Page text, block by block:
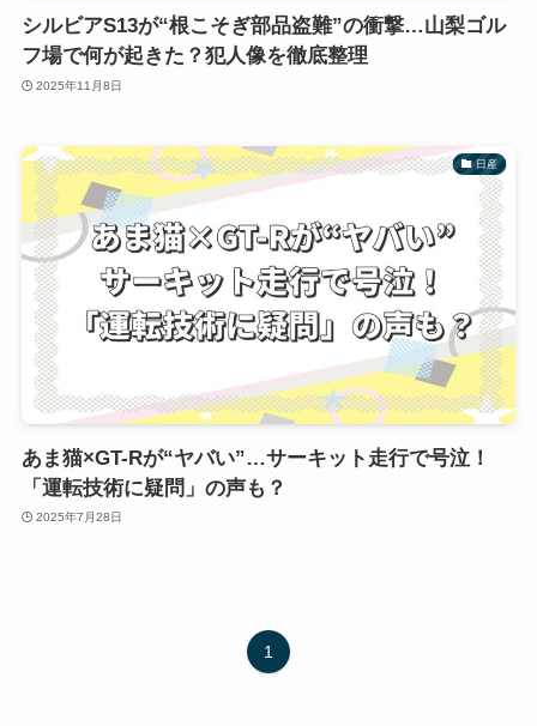
シルビアS13が“根こそぎ部品盗難”の衝撃…山梨ゴル
フ場で何が起きた？犯人像を徹底整理
2025年11月8日
日産
あま猫×GT-Rが“ヤバい”…サーキット走行で号泣！
「運転技術に疑問」の声も？
2025年7月28日
1